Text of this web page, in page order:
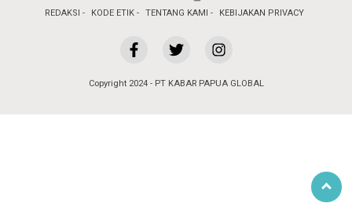
REDAKSI KODE ETIK TENTANG KAMI KEBIJAKAN PRIVACY
Copyright 2024 - PT KABAR PAPUA GLOBAL